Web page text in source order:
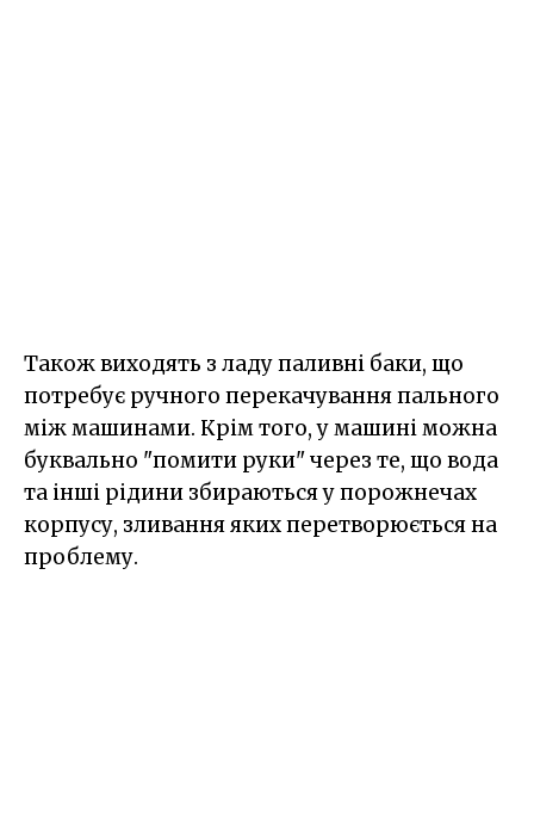
Також виходять з ладу паливні баки, що
потребує ручного перекачування пального
між машинами. Крім того, у машині можна
буквально "помити руки" через те, що вода
та інші рідини збираються у порожнечах
корпусу, зливання яких перетворюється на
проблему.